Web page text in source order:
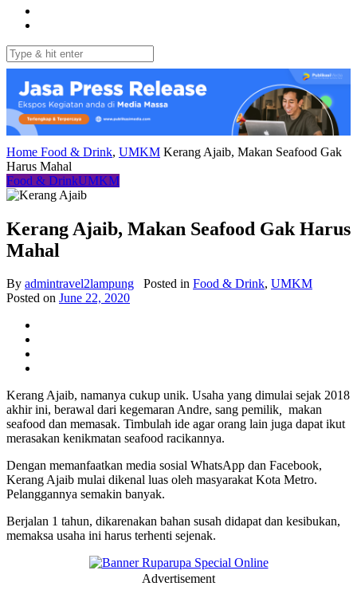
Home Food & Drink, UMKM Kerang Ajaib, Makan Seafood Gak
Harus Mahal
Food & DrinkUMKM
Kerang Ajaib, Makan Seafood Gak Harus
Mahal
By admintravel2lampung Posted in Food & Drink, UMKM
Posted on June 22, 2020
Kerang Ajaib, namanya cukup unik. Usaha yang dimulai sejak 2018
akhir ini, berawal dari kegemaran Andre, sang pemilik, makan
seafood dan memasak. Timbulah ide agar orang lain juga dapat ikut
merasakan kenikmatan seafood racikannya.
Dengan memanfaatkan media sosial WhatsApp dan Facebook,
Kerang Ajaib mulai dikenal luas oleh masyarakat Kota Metro.
Pelanggannya semakin banyak.
Berjalan 1 tahun, dikarenakan bahan susah didapat dan kesibukan,
memaksa usaha ini harus terhenti sejenak.
Advertisement